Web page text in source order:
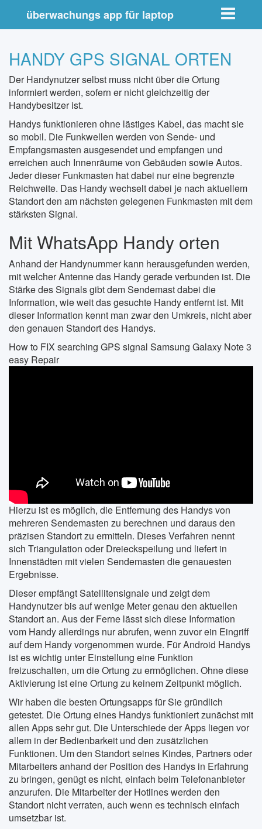
Toggle
überwachungs app für laptop
HANDY GPS SIGNAL ORTEN
Der Handynutzer selbst muss nicht über die Ortung
informiert werden, sofern er nicht gleichzeitig der
Handybesitzer ist.
Handys funktionieren ohne lästiges Kabel, das macht sie
so mobil. Die Funkwellen werden von Sende- und
Empfangsmasten ausgesendet und empfangen und
erreichen auch Innenräume von Gebäuden sowie Autos.
Jeder dieser Funkmasten hat dabei nur eine begrenzte
Reichweite. Das Handy wechselt dabei je nach aktuellem
Standort den am nächsten gelegenen Funkmasten mit dem
stärksten Signal.
Mit WhatsApp Handy orten
Anhand der Handynummer kann herausgefunden werden,
mit welcher Antenne das Handy gerade verbunden ist. Die
Stärke des Signals gibt dem Sendemast dabei die
Information, wie weit das gesuchte Handy entfernt ist. Mit
dieser Information kennt man zwar den Umkreis, nicht aber
den genauen Standort des Handys.
How to FIX searching GPS signal Samsung Galaxy Note 3
easy Repair
Hierzu ist es möglich, die Entfernung des Handys von
mehreren Sendemasten zu berechnen und daraus den
präzisen Standort zu ermitteln. Dieses Verfahren nennt
sich Triangulation oder Dreieckspeilung und liefert in
Innenstädten mit vielen Sendemasten die genauesten
Ergebnisse.
Dieser empfängt Satellitensignale und zeigt dem
Handynutzer bis auf wenige Meter genau den aktuellen
Standort an. Aus der Ferne lässt sich diese Information
vom Handy allerdings nur abrufen, wenn zuvor ein Eingriff
auf dem Handy vorgenommen wurde. Für Android Handys
ist es wichtig unter Einstellung eine Funktion
freizuschalten, um die Ortung zu ermöglichen. Ohne diese
Aktivierung ist eine Ortung zu keinem Zeitpunkt möglich.
Wir haben die besten Ortungsapps für Sie gründlich
getestet. Die Ortung eines Handys funktioniert zunächst mit
allen Apps sehr gut. Die Unterschiede der Apps liegen vor
allem in der Bedienbarkeit und den zusätzlichen
Funktionen. Um den Standort seines Kindes, Partners oder
Mitarbeiters anhand der Position des Handys in Erfahrung
zu bringen, genügt es nicht, einfach beim Telefonanbieter
anzurufen. Die Mitarbeiter der Hotlines werden den
Standort nicht verraten, auch wenn es technisch einfach
umsetzbar ist.